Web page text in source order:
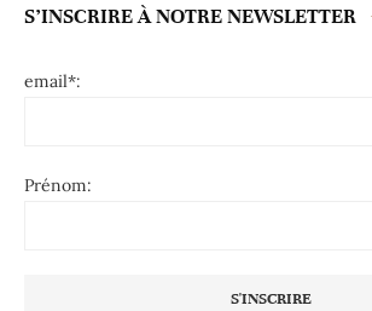
S’INSCRIRE À NOTRE NEWSLETTER
email*:
Prénom: